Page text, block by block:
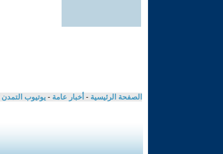
الصفحة الرئيسية - أخبار عامة - يوتيوب التمدن